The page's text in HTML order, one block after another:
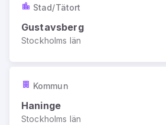
Stad/Tätort
Gustavsberg
Stockholms län
Kommun
Haninge
Stockholms län